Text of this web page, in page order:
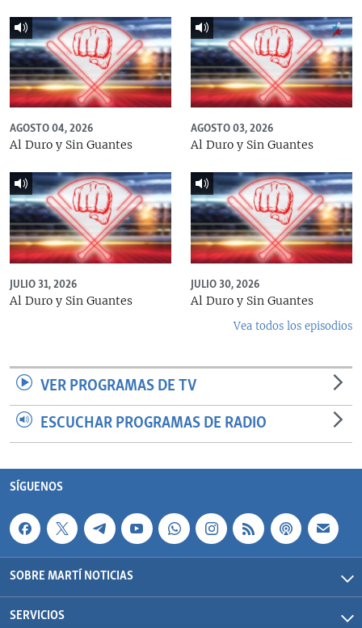
AGOSTO 04, 2026
Al Duro y Sin Guantes
AGOSTO 03, 2026
Al Duro y Sin Guantes
JULIO 31, 2026
Al Duro y Sin Guantes
JULIO 30, 2026
Al Duro y Sin Guantes
Vea todos los episodios
VER PROGRAMAS DE TV
ESCUCHAR PROGRAMAS DE RADIO
SÍGUENOS
SOBRE MARTÍ NOTICIAS
SERVICIOS